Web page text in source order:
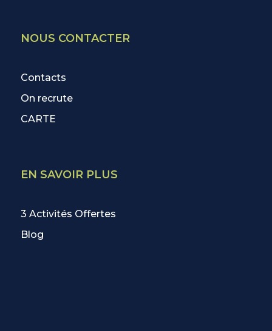
NOUS CONTACTER
Contacts
On recrute
CARTE
EN SAVOIR PLUS
3 Activités Offertes
Blog